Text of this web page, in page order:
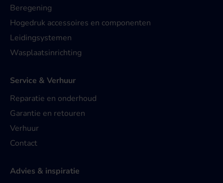
Beregening
Hogedruk accessoires en componenten
Leidingsystemen
Wasplaatsinrichting
Service & Verhuur
Reparatie en onderhoud
Garantie en retouren
Verhuur
Contact
Advies & inspiratie